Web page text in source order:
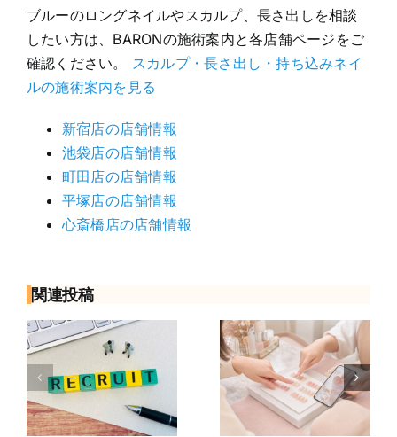
ブルーのロングネイルやスカルプ、長さ出しを相談
したい方は、BARONの施術案内と各店舗ページをご
確認ください。 スカルプ・長さ出し・持ち込みネイ
ルの施術案内を見る
新宿店の店舗情報
池袋店の店舗情報
町田店の店舗情報
平塚店の店舗情報
心斎橋店の店舗情報
関連投稿
初めてのネイ
ルサロンで何
も決まってな
くても大丈
夫？予約から
ネイリストへ
の転職は何歳
まで？年齢が
不安な人の応
募前チェック7